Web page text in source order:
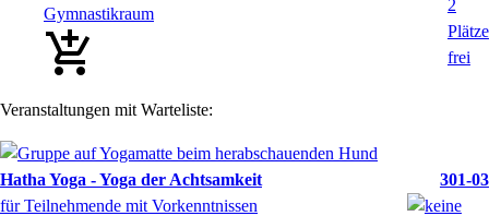
Gymnastikraum
Veranstaltungen mit Warteliste:
Hatha Yoga - Yoga der Achtsamkeit
301-03
für Teilnehmende mit Vorkenntnissen